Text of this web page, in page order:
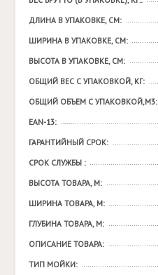
ДЛИНА В УПАКОВКЕ, СМ:
ШИРИНА В УПАКОВКЕ, СМ:
ВЫСОТА В УПАКОВКЕ, СМ:
ОБЩИЙ ВЕС С УПАКОВКОЙ, КГ:
ОБЩИЙ ОБЪЕМ С УПАКОВКОЙ,М3:
EAN-13:
ГАРАНТИЙНЫЙ СРОК:
СРОК СЛУЖБЫ :
ВЫСОТА ТОВАРА, М:
ШИРИНА ТОВАРА, М:
ГЛУБИНА ТОВАРА, М:
ОПИСАНИЕ ТОВАРА:
ТИП МОЙКИ: